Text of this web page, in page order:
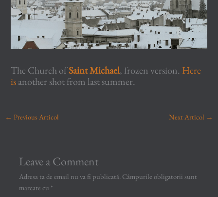
The Church ofSaint Michael, frozen version. Here
isanother shot from last summer.
← Previous Articol Next Articol →
Leave a Comment
Adresa ta de email nu va fi publicată. Câmpurile obligatorii sunt
marcate cu *